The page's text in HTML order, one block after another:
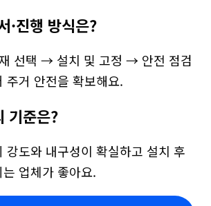
·진행 방식은?
선택 → 설치 및 고정 → 안전 점검
주거 안전을 확보해요.
기준은?
강도와 내구성이 확실하고 설치 후
업체가 좋아요.